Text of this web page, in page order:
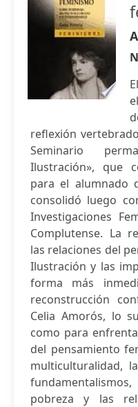
reflexión
Seminario
Ilustración», que
para el alumnado
consolidó luego
Investigaciones
Complutense. La
las relaciones del
Ilustración y las
forma más
reconstrucción
Celia Amorós, lo
como para
del pensamiento
multiculturalidad,
pobreza y las